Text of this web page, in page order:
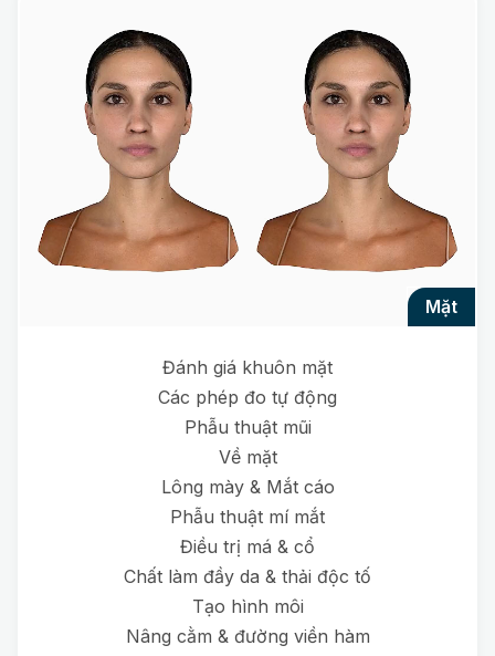
mặt
Đánh giá khuôn mặt
Các phép đo tự động
Phẫu thuật mũi
Về mặt
Lông mày & Mắt cáo
Phẫu thuật mí mắt
Điều trị má & cổ
Chất làm đầy da & thải độc tố
Tạo hình môi
Nâng cằm & đường viền hàm